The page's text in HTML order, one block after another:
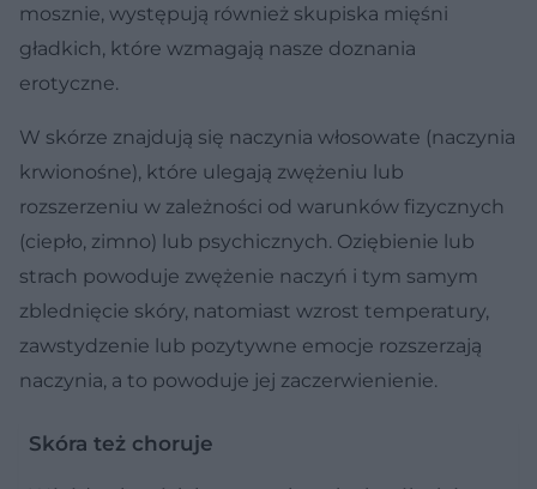
mosznie, występują również skupiska mięśni
gładkich, które wzmagają nasze doznania
erotyczne.
W skórze znajdują się naczynia włosowate (naczynia
krwionośne), które ulegają zwężeniu lub
rozszerzeniu w zależności od warunków fizycznych
(ciepło, zimno) lub psychicznych. Oziębienie lub
strach powoduje zwężenie naczyń i tym samym
zblednięcie skóry, natomiast wzrost temperatury,
zawstydzenie lub pozytywne emocje rozszerzają
naczynia, a to powoduje jej zaczerwienienie.
Skóra też choruje